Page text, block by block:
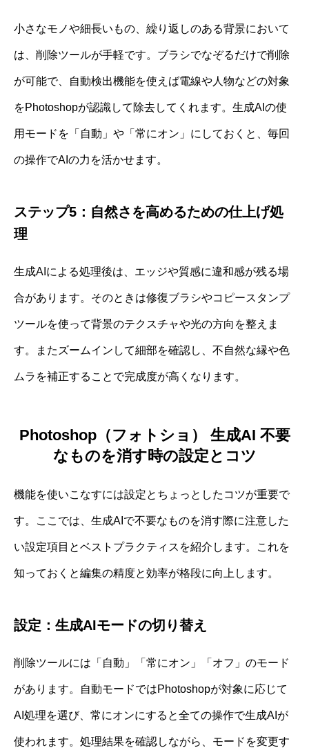
小さなモノや細長いもの、繰り返しのある背景において
は、削除ツールが手軽です。ブラシでなぞるだけで削除
が可能で、自動検出機能を使えば電線や人物などの対象
をPhotoshopが認識して除去してくれます。生成AIの使
用モードを「自動」や「常にオン」にしておくと、毎回
の操作でAIの力を活かせます。
ステップ5：自然さを高めるための仕上げ処
理
生成AIによる処理後は、エッジや質感に違和感が残る場
合があります。そのときは修復ブラシやコピースタンプ
ツールを使って背景のテクスチャや光の方向を整えま
す。またズームインして細部を確認し、不自然な縁や色
ムラを補正することで完成度が高くなります。
Photoshop（フォトショ） 生成AI 不要
なものを消す時の設定とコツ
機能を使いこなすには設定とちょっとしたコツが重要で
す。ここでは、生成AIで不要なものを消す際に注意した
い設定項目とベストプラクティスを紹介します。これを
知っておくと編集の精度と効率が格段に向上します。
設定：生成AIモードの切り替え
削除ツールには「自動」「常にオン」「オフ」のモード
があります。自動モードではPhotoshopが対象に応じて
AI処理を選び、常にオンにすると全ての操作で生成AIが
使われます。処理結果を確認しながら、モードを変更す